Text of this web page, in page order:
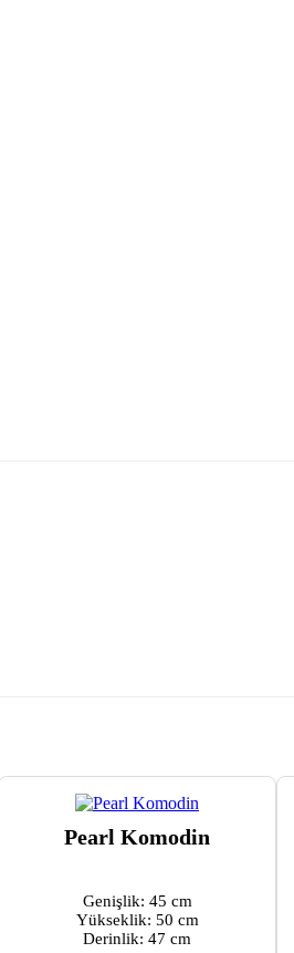
Pearl Komodin
Genişlik: 45 cm
Yükseklik: 50 cm
Derinlik: 47 cm